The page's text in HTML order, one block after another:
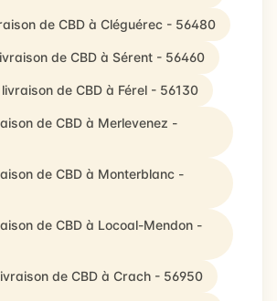
de CBD à Cléguérec - 56480
de CBD à Sérent - 56460
de CBD à Férel - 56130
de CBD à Merlevenez -
de CBD à Monterblanc -
de CBD à Locoal-Mendon -
de CBD à Crach - 56950